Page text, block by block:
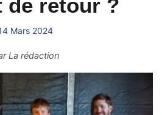
de retour ?
Mars 2024
La rédaction